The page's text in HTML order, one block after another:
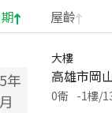
屋齡
年
月
大樓
高雄市岡
0衛 -1樓/